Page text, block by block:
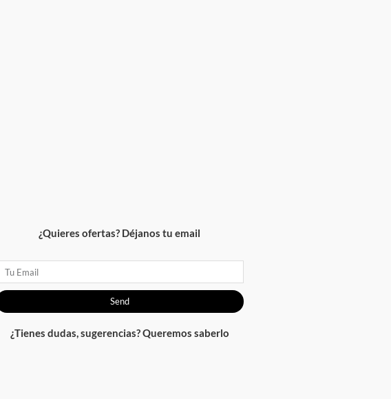
¿Quieres ofertas? Déjanos tu email
Email
Send
¿Tienes dudas, sugerencias? Queremos saberlo